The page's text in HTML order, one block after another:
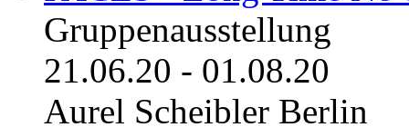
Gruppenausstellung
21.06.20 - 01.08.20
Aurel Scheibler Berlin